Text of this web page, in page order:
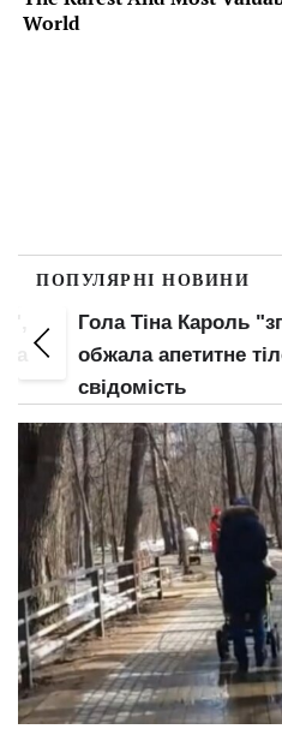
ПОПУЛЯРНІ НОВИНИ
Гола Тіна Кароль
обжала апетитне
свідомість